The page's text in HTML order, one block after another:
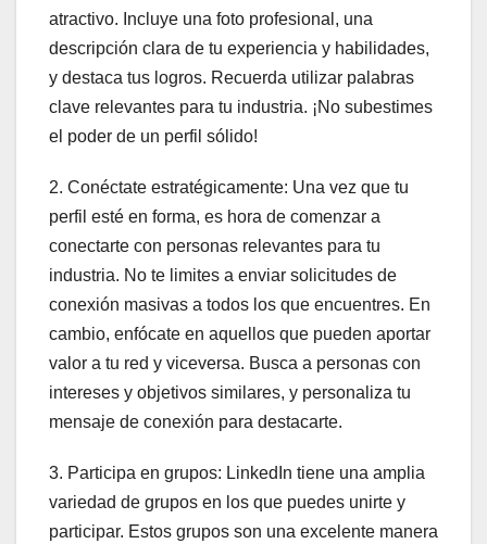
atractivo. Incluye una foto profesional, una
descripción clara de tu experiencia y habilidades,
y destaca tus logros. Recuerda utilizar palabras
clave relevantes para tu industria. ¡No subestimes
el poder de un perfil sólido!
2. Conéctate estratégicamente: Una vez que tu
perfil esté en forma, es hora de comenzar a
conectarte con personas relevantes para tu
industria. No te limites a enviar solicitudes de
conexión masivas a todos los que encuentres. En
cambio, enfócate en aquellos que pueden aportar
valor a tu red y viceversa. Busca a personas con
intereses y objetivos similares, y personaliza tu
mensaje de conexión para destacarte.
3. Participa en grupos: LinkedIn tiene una amplia
variedad de grupos en los que puedes unirte y
participar. Estos grupos son una excelente manera